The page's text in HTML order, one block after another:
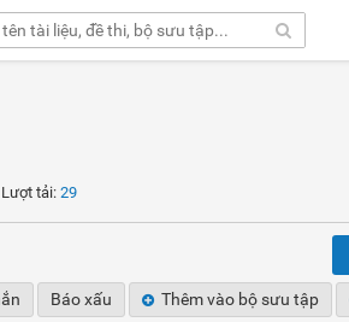
tải:29
Báo xấu Thêm vào bộ sưu tập